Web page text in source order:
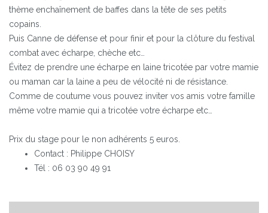
thème enchaînement de baffes dans la tête de ses petits
copains.
Puis Canne de défense et pour finir et pour la clôture du festival
combat avec écharpe, chèche etc…
Évitez de prendre une écharpe en laine tricotée par votre mamie
ou maman car la laine a peu de vélocité ni de résistance.
Comme de coutume vous pouvez inviter vos amis votre famille
même votre mamie qui a tricotée votre écharpe etc…
Prix du stage pour le non adhérents 5 euros.
Contact : Philippe CHOISY
Tél : 06 03 90 49 91